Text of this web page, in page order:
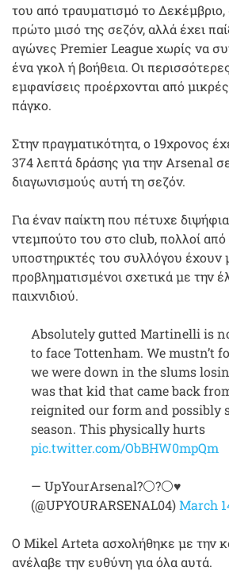
του από τραυματισμό το
πρώτο μισό της σεζόν, αλλά έχει
αγώνες Premier League χωρίς να
ένα γκολ ή βοήθεια. Οι
εμφανίσεις προέρχονται από
πάγκο.
Στην πραγματικότητα, ο 19χρονος
374 λεπτά δράσης για την Arsenal
διαγωνισμούς αυτή τη σεζόν.
Για έναν παίκτη που πέτυχε
ντεμπούτο του στο club, πολλοί από
υποστηρικτές του συλλόγου έχουν
προβληματισμένοι σχετικά με την
παιχνιδιού.
Absolutely gutted Martinelli is
to face Tottenham. We mustn’t
we were down in the slums
was that kid that came back
reignited our form and possibly
season. This physically hurts
pic.twitter.com/ObBHW0mpQm
— UpYourArsenal?⚪?⚪♥️
(@UPYOURARSENAL04)March
Ο Mikel Arteta ασχολήθηκε με την
ανέλαβε την ευθύνη για όλα αυτά.